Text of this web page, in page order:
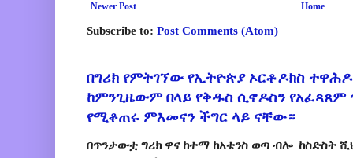
Newer Post Home
Subscribe to: Post Comments (Atom)
በግሪክ የምትገኘው የኢትዮጵያ ኦርቶዶክስ
ከምንጊዜውም በላይ የቅዱስ ሲኖዶስን የአፈጻጸም
የሚቆጠሩ ምእመናን ችግር ላይ ናቸው።
በጥንታውቷ ግሪክ ዋና ከተማ ከአቴንስ ወጣ ብሎ ከስድስት